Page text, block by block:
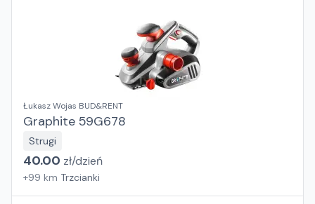
Łukasz Wojas BUD&RENT
Graphite 59G678
Strugi
40.00 zł/dzień
+99 km Trzcianki